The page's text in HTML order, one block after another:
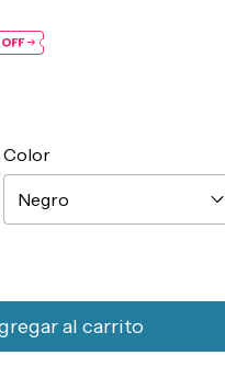
Color